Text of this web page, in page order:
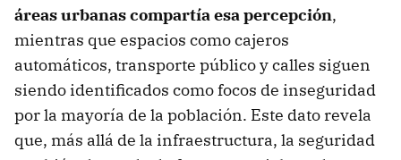
áreas urbanas compartía esa percepción,
mientras que espacios como cajeros
automáticos, transporte público y calles siguen
siendo identificados como focos de inseguridad
por la mayoría de la población. Este dato revela
que, más allá de la infraestructura, la seguridad